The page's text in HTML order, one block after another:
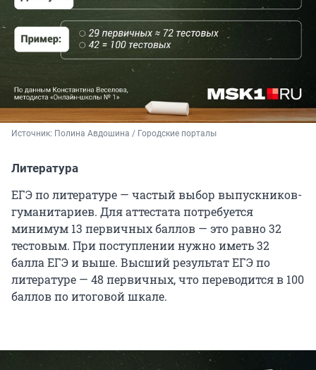
Источник: Полина Авдошина / Городские порталы
Литература
ЕГЭ по литературе — частый выбор выпускников-
гуманитариев. Для аттестата потребуется
минимум 13 первичных баллов — это равно 32
тестовым. При поступлении нужно иметь 32
балла ЕГЭ и выше. Высший результат ЕГЭ по
литературе — 48 первичных, что переводится в 100
баллов по итоговой шкале.